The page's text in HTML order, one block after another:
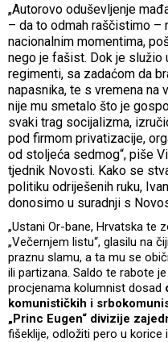
„Autorovo oduševljenje
– da to odmah raščistimo –
nacionalnim momentima,
nego je fašist. Dok je služio
regimenti, sa zadaćom da
napasnika, te s vremena
nije mu smetalo što je
svaki trag socijalizma,
pod firmom privatizacije,
od stoljeća sedmog“, piše
tjednik Novosti. Kako se
politiku odriješenih ruku,
donosimo u suradnji s
„Ustani Or-bane, Hrvatska te
„Večernjem listu“, glasilu na
praznu slamu, a ta mu se
ili partizana. Saldo te rabote
procjenama kolumnist dosad
komunističkih i
„Princ Eugen“ divizije
fišeklije, odložiti pero u